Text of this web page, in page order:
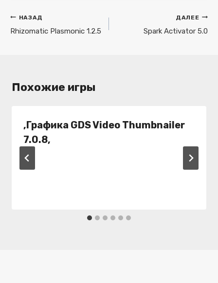
Навигация
по
НАЗАД
Rhizomatic Plasmonic 1.2.5
ДАЛЕЕ
Spark Activator 5.0
Похожие игры
,Графика GDS Video Thumbnailer
7.0.8,